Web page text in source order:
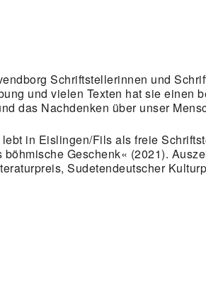
Schriftstellerinnen und
und vielen Texten hat sie einen
das Nachdenken über unser
in Eislingen/Fils als freie
Geschenk« (2021).
Sudetendeutscher